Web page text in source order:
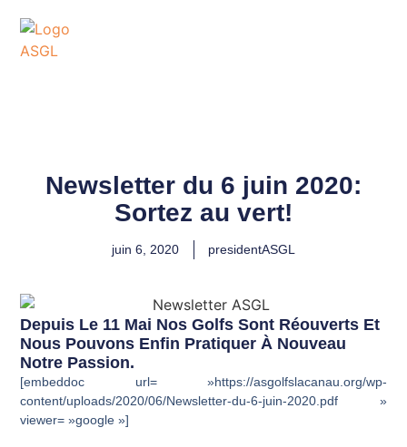
Newsletter du 6 juin 2020:
Sortez au vert!
juin 6, 2020 presidentASGL
Depuis Le 11 Mai Nos Golfs Sont Réouverts Et
Nous Pouvons Enfin Pratiquer À Nouveau
Notre Passion.
[embeddoc url= »https://asgolfslacanau.org/wp-
content/uploads/2020/06/Newsletter-du-6-juin-2020.pdf »
viewer= »google »]